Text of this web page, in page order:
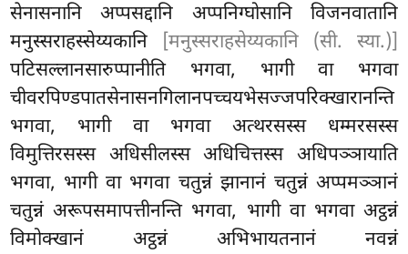
सेनासनानि अप्पसद्दानि अप्पनिग्घोसानि विजनवातानि
मनुस्सराहस्सेय्यकानि
[मनुस्सराहसेय्यकानि (सी. स्या.)]
पटिसल्लानसारुप्पानीति भगवा, भागी वा भगवा
चीवरपिण्डपातसेनासनगिलानपच्चयभेसज्जपरिक्खारानन्ति
भगवा, भागी वा भगवा अत्थरसस्स धम्मरसस्स
विमुत्तिरसस्स अधिसीलस्स अधिचित्तस्स अधिपञ्ञायाति
भगवा, भागी वा भगवा चतुन्नं झानानं चतुन्नं अप्पमञ्ञानं
चतुन्नं अरूपसमापत्तीनन्ति भगवा, भागी वा भगवा अट्ठन्नं
विमोक्खानं अट्ठन्नं अभिभायतनानं नवन्नं